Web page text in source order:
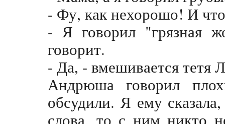
- Фу, как нехорошо! И
- Я говорил "грязная
говорит.
- Да, - вмешивается тетя
Андрюша говорил
обсудили. Я ему
слова, то с ним никто